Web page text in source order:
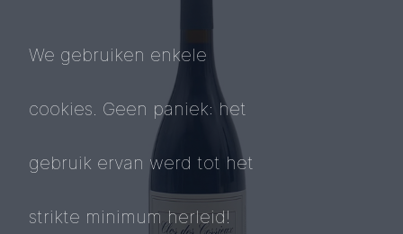
We gebruiken enkele
cookies. Geen paniek: het
gebruik ervan werd tot het
strikte minimum herleid!